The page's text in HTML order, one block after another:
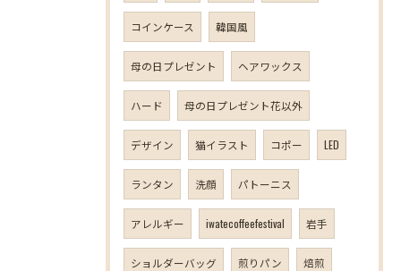
コインケース 韓国風
母の日プレゼント ヘアワックス
ハード 母の日プレゼント花以外
デザイン 猫イラスト コポー LED
ランタン 洗顔 パトーニス
アレルギー iwatecoffeefestival 岩手
ショルダーバッグ 煎りパン 焙煎